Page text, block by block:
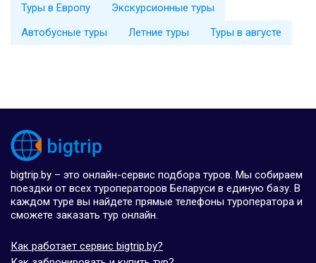
Туры в Европу
Экскурсионные туры
Автобусные туры
Летние туры Туры в августе
bigtrip.by – это онлайн-сервис подбора туров. Мы собираем
поездки от всех туроператоров Беларуси в единую базу. В
каждом туре вы найдете прямые телефоны туроператора и
сможете заказать тур онлайн.
Как работает сервис bigtrip.by?